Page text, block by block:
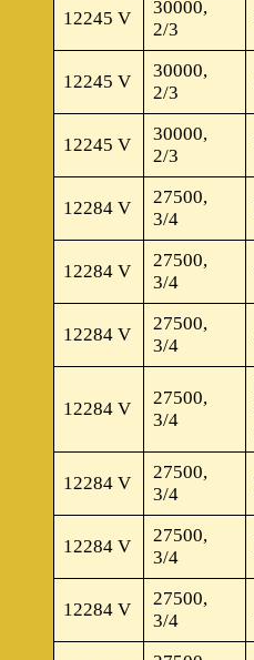
12245 V
30000,
2/3
12245 V
30000,
2/3
12245 V
30000,
2/3
12284 V
27500,
3/4
12284 V
27500,
3/4
12284 V
27500,
3/4
12284 V
27500,
3/4
12284 V
27500,
3/4
12284 V
27500,
3/4
12284 V
27500,
3/4